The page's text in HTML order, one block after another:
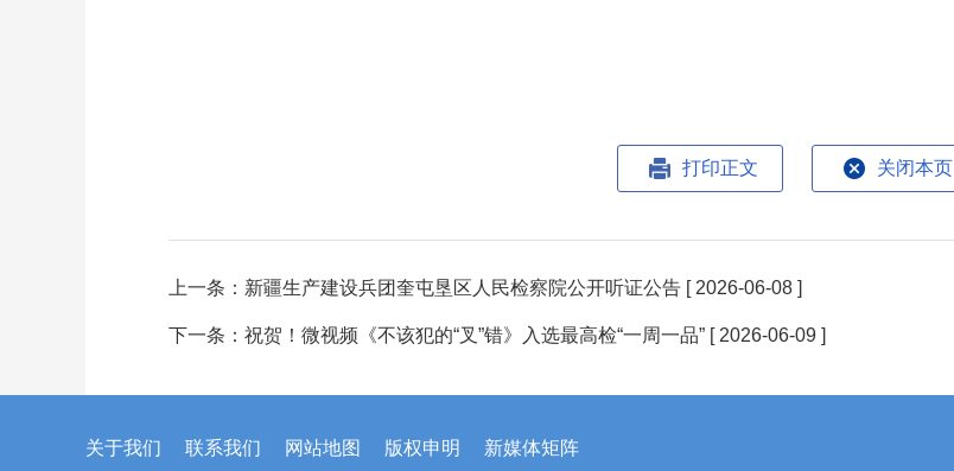
打印正文 关闭本页
上一条： 新疆生产建设兵团奎屯垦区人民检察院公开听证公告 [ 2026-06-08 ]
下一条： 祝贺！微视频《不该犯的“叉”错》入选最高检“一周一品” [ 2026-06-09 ]
关于我们 联系我们 网站地图 版权申明 新媒体矩阵